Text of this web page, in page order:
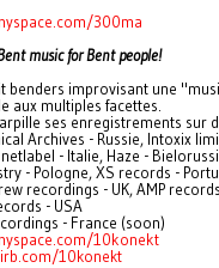
300ma
music for Bent people!
benders improvisant une
aux multiples facettes.
ses enregistrements sur
Archives - Russie, Intoxix
- Italie, Haze -
- Pologne, XS records -
recordings - UK, AMP
- USA
- France (soon)
10konekt
10konekt